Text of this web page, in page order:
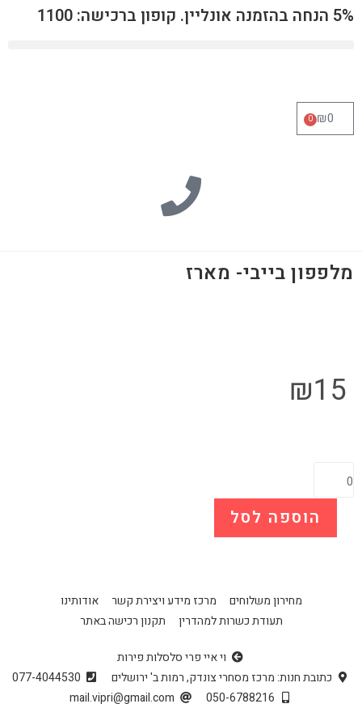
5% הנחה בהזמנה אונליין. קופון ברכישה: 1100
₪0
0
מלפפון בייבי- מארז
₪15
הוספה לסל
מחירון משלוחים מרכז מידע ויצירת קשר
אודותינו
תעודת כשרות למהדרין
תקנון רכישה באתר
וי איי פרי סלסלות פירות
כתובת חנות: מרכז מסחרי צונדק, רמות ב' ירושלים
077-4044530
050-6788216
mail.vipri@gmail.com